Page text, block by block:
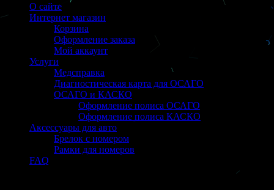
О сайте
Интернет магазин
Корзина
Оформление заказа
Мой аккаунт
Услуги
Медсправка
Диагностическая карта для ОСАГО
ОСАГО и КАСКО
Оформление полиса ОСАГО
Оформление полиса КАСКО
Аксессуары для авто
Брелок с номером
Рамки для номеров
FAQ